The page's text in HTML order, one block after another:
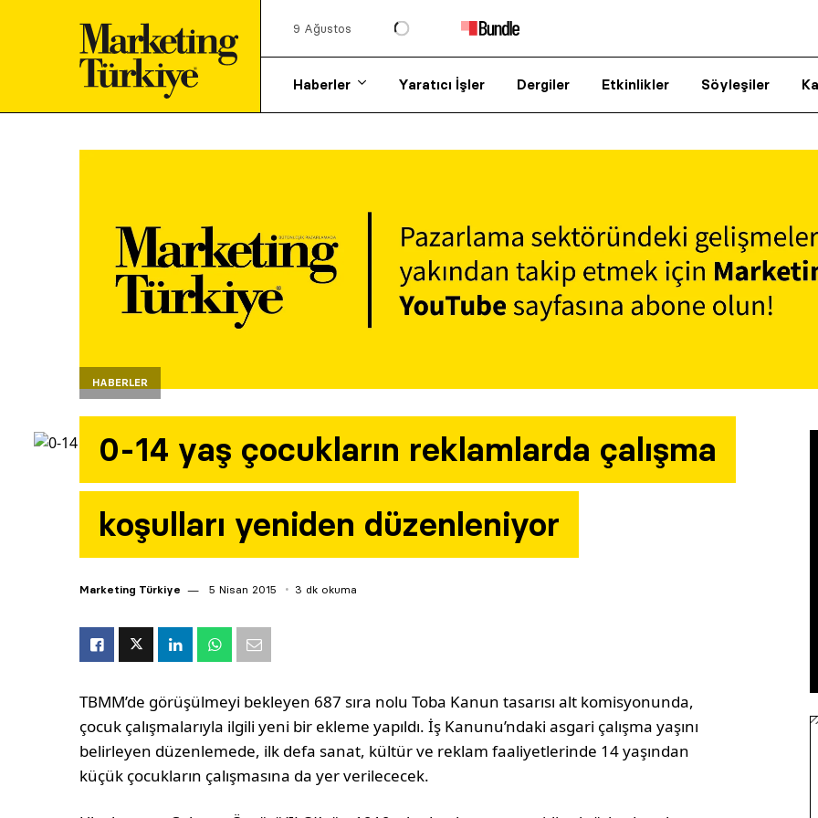
9 Ağustos
Haberler Yaratıcı İşler Dergiler Etkinlikler Söyleşiler
HABERLER
0-14 yaş çocukların reklamlarda çalışma
koşulları yeniden düzenleniyor
Marketing Türkiye 5 Nisan 2015 3 dk okuma
TBMM’de görüşülmeyi bekleyen 687 sıra nolu Toba Kanun tasarısı alt komisyonunda,
çocuk çalışmalarıyla ilgili yeni bir ekleme yapıldı. İş Kanunu’ndaki asgari çalışma yaşını
belirleyen düzenlemede, ilk defa sanat, kültür ve reklam faaliyetlerinde 14 yaşından
küçük çocukların çalışmasına da yer verilececek.